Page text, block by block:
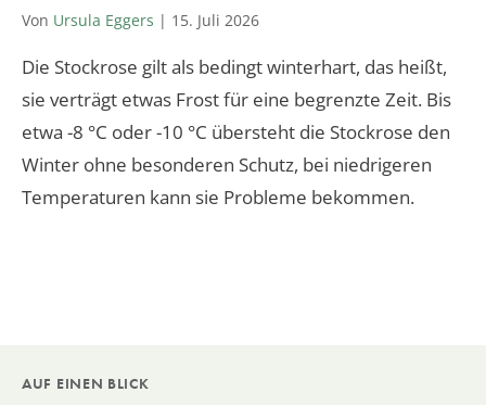
Von Ursula Eggers | 15. Juli 2026
Die Stockrose gilt als bedingt winterhart, das heißt,
sie verträgt etwas Frost für eine begrenzte Zeit. Bis
etwa -8 °C oder -10 °C übersteht die Stockrose den
Winter ohne besonderen Schutz, bei niedrigeren
Temperaturen kann sie Probleme bekommen.
AUF EINEN BLICK